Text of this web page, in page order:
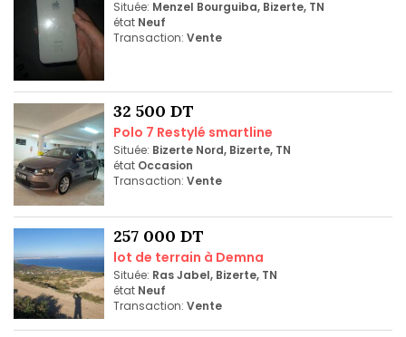
Située: Menzel Bourguiba, Bizerte, TN
état Neuf
Transaction: Vente
32 500 DT
Polo 7 Restylé smartline
Située: Bizerte Nord, Bizerte, TN
état Occasion
Transaction: Vente
257 000 DT
lot de terrain à Demna
Située: Ras Jabel, Bizerte, TN
état Neuf
Transaction: Vente